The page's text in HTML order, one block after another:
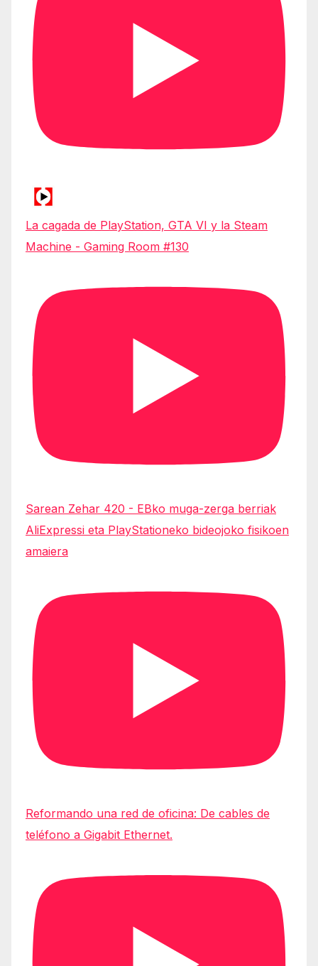
La cagada de PlayStation, GTA VI y la Steam
Machine - Gaming Room #130
Sarean Zehar 420 - EBko muga-zerga berriak
AliExpressi eta PlayStationeko bideojoko fisikoen
amaiera
Reformando una red de oficina: De cables de
teléfono a Gigabit Ethernet.